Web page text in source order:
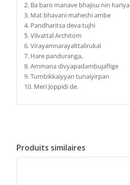
2. Ba baro manave bhajisu nin hariya
3. Mat bhavani maheshi ambe
4. Pandharitsa deva tujhi
5. Vilvattal Architom
6. Virayamnarayalttalirukal
7. Hare panduranga,
8. Ammana divyapadambujaflige
9. Tumbikkaiyyan tunaiyirpan
10. Meri Joppidi de.
Produits similaires